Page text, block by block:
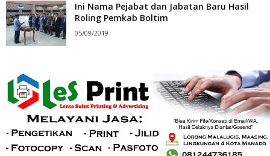
Ini Nama Pejabat dan Jabatan Baru Hasil
Roling Pemkab Boltim
05/09/2019